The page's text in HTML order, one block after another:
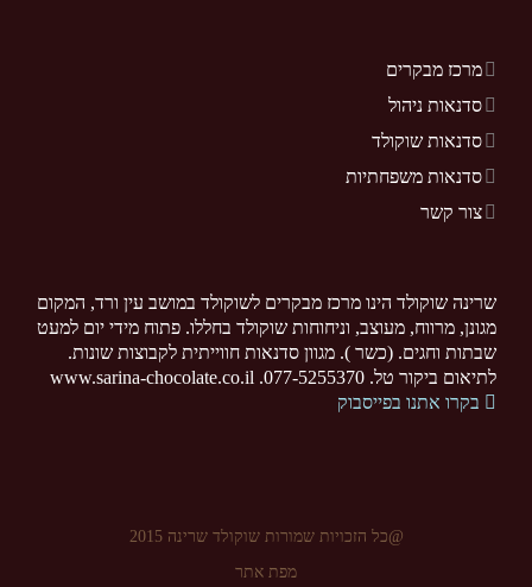
מרכז מבקרים
סדנאות ניהול
סדנאות שוקולד
סדנאות משפחתיות
צור קשר
שרינה שוקולד הינו מרכז מבקרים לשוקולד במושב עין ורד, המקום
מגונן, מרווח, מעוצב, וניחוחות שוקולד בחללו. פתוח מידי יום למעט
שבתות וחגים. (כשר ). מגוון סדנאות חווייתית לקבוצות שונות.
לתיאום ביקור טל. 077-5255370. www.sarina-chocolate.co.il
בקרו אתנו בפייסבוק
@כל הזכויות שמורות שוקולד שרינה 2015
מפת אתר